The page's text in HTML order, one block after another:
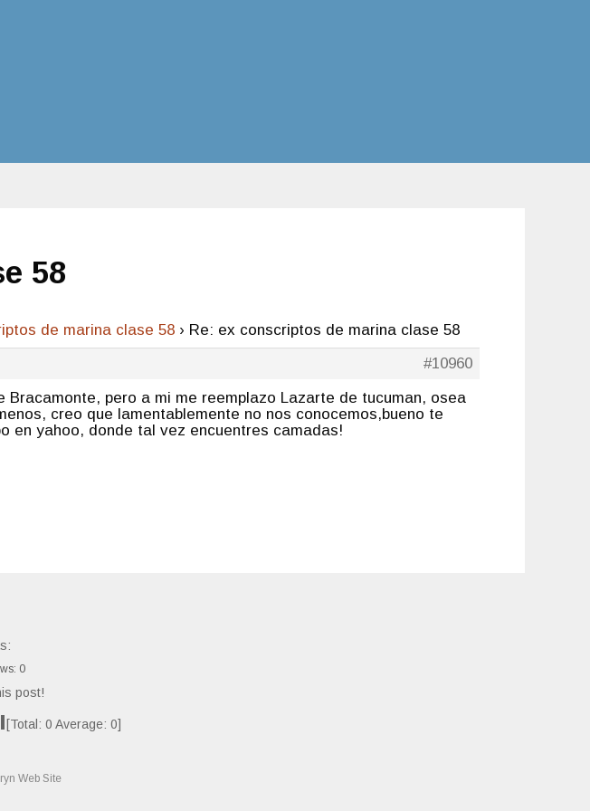
58
de marina clase 58 › Re: ex conscriptos de marina clase 58
#10960
pero a mi me reemplazo Lazarte de tucuman, osea
creo que lamentablemente no nos conocemos,bueno te
en yahoo, donde tal vez encuentres camadas!
0
post!
[Total: 0 Average: 0]
Web Site